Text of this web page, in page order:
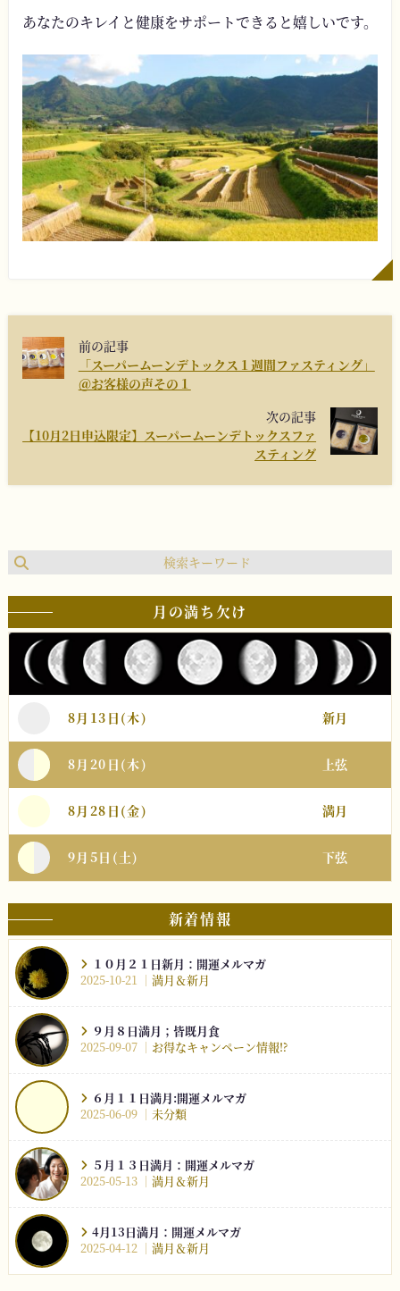
あなたのキレイと健康をサポートできると嬉しいです。
前の記事
「スーパームーンデトックス１週間ファスティング」
＠お客様の声その１
次の記事
【10月2日申込限定】スーパームーンデトックスファ
スティング
月の満ち欠け
8月13日(木) 新月
8月20日(木) 上弦
8月28日(金) 満月
9月5日(土) 下弦
新着情報
１０月２１日新月：開運メルマガ
2025-10-21
満月＆新月
９月８日満月；皆既月食
2025-09-07
お得なキャンペーン情報⁉︎
６月１１日満月:開運メルマガ
2025-06-09
未分類
５月１３日満月：開運メルマガ
2025-05-13
満月＆新月
4月13日満月：開運メルマガ
2025-04-12
満月＆新月